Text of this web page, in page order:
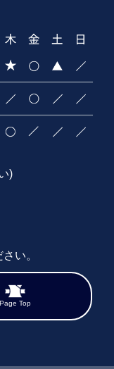
)
い。
Page Top